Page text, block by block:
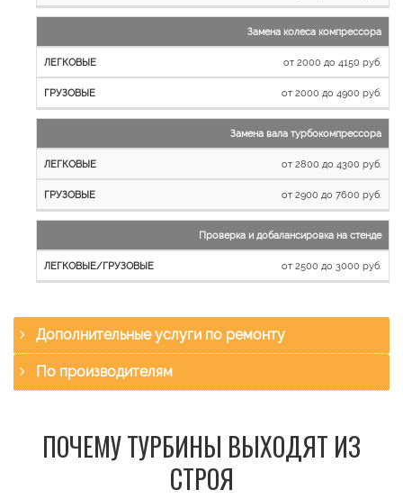
Замена колеса компрессора
от 2000 до 4150 руб.
от 2000 до 4900 руб.
Замена вала турбокомпрессора
от 2800 до 4300 руб.
от 2900 до 7600 руб.
Проверка и добалансировка на стенде
от 2500 до 3000 руб.
Дополнительные услуги по ремонту
По производителям
ПОЧЕМУ ТУРБИНЫ ВЫХОДЯТ ИЗ
СТРОЯ